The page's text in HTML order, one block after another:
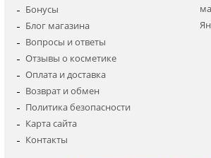
Наборы
Детская
Бонусы
Блог магазина
Вопросы и ответы
Отзывы о косметике
Оплата и доставка
Возврат и обмен
Политика безопасности
Карта сайта
Контакты